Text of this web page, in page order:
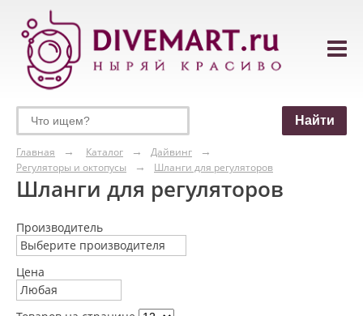
Главная Каталог
Дайвинг
Регуляторы и октопусы
Шланги для регуляторов
Шланги для регуляторов
Производитель
Выберите производителя
Цена
Любая